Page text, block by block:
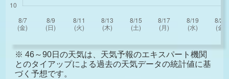
※ 46～90日の天気は、天気予報のエキスパート機関
とのタイアップによる過去の天気データの統計値に基
づく予想です。